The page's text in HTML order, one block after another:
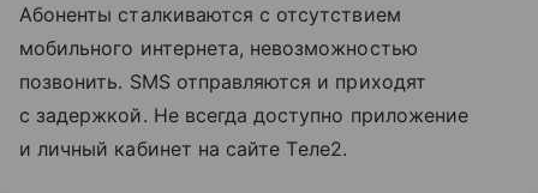
Абоненты сталкиваются с отсутствием
мобильного интернета, невозможностью
позвонить. SMS отправляются и приходят
с задержкой. Не всегда доступно приложение
и личный кабинет на сайте Tеле2.